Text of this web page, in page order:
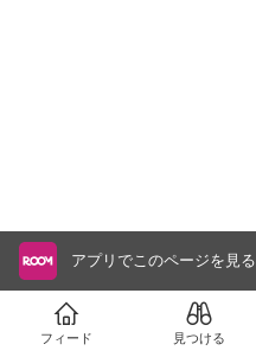
アプリでこのページを見る
フィード 見つける